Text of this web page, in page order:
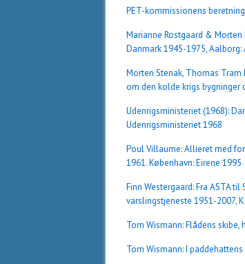
PET-kommissionens
Marianne Rostgaard &
Danmark 1945-1975,
Morten Stenak, Thomas Tram
om den kolde krigs bygninger
Udenrigsministeriet (1968):
Udenrigsministeriet 1968
Poul Villaume: Allieret med
1961. København: Eirene 1995
Finn Westergaard: Fra ASTA
varslingstjeneste 1951-2007,
Tom Wismann: Flådens
Tom Wismann: I